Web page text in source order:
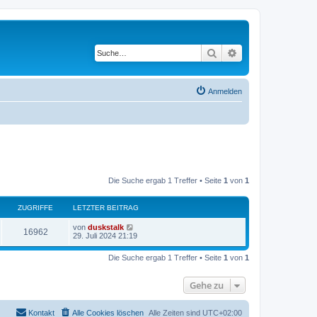
Suche
Anmelden
Die Suche ergab 1 Treffer • Seite 1 von 1
ZUGRIFFE LETZTER BEITRAG
16962 von duskstalk
29. Juli 2024 21:19
Die Suche ergab 1 Treffer • Seite 1 von 1
Gehe zu
Alle Zeiten sind UTC+02:00
Alle Cookies löschen
Kontakt